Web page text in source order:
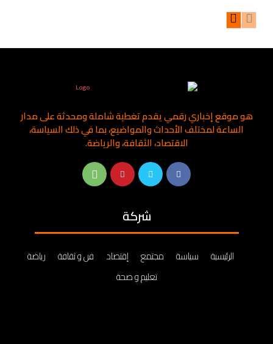
هو موقع إخباري رقمي يقدم تغطية شاملة ومحدثة على مدار
الساعة لمختلف الأحداث والمواضيع، بما في ذلك السياسة،
الاقتصاد، الثقافة، والرياضة.
شركة
الرئيسية سياسة مجتمع إقتصاد فن و ثقافة
رياضة
تعليم و صحة